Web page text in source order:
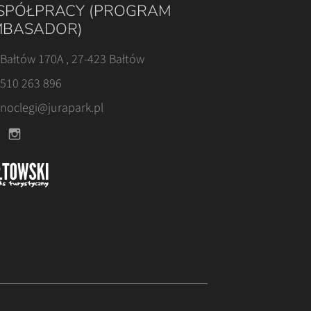
(PROGRAM
170A , 27-423 Bałtów
510 263 896